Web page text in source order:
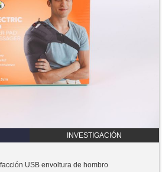
INVESTIGACIÓN
USB envoltura de hombro